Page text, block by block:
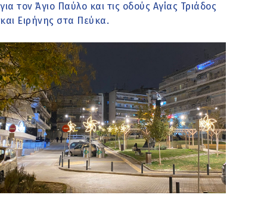
για τον Άγιο Παύλο και τις οδούς Αγίας Τριάδος
και Ειρήνης στα Πεύκα.